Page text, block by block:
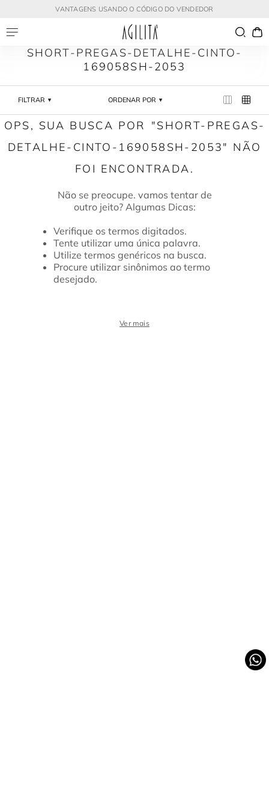
VANTAGENS USANDO O CÓDIGO DO VENDEDOR
SHORT-PREGAS-DETALHE-CINTO-
169058SH-2053
FILTRAR ORDENAR POR
SHORT-PREGAS-
DETALHE-CINTO-169058SH-2053
Verifique os termos digitados.
Tente utilizar uma única palavra.
Utilize termos genéricos na busca.
Procure utilizar sinônimos ao termo
desejado.
Ver mais